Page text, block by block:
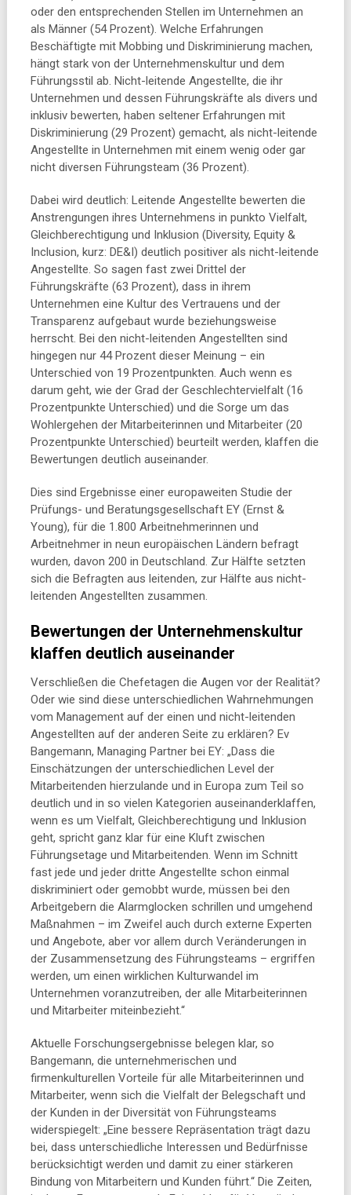
oder den entsprechenden Stellen im Unternehmen an
als Männer (54 Prozent). Welche Erfahrungen
Beschäftigte mit Mobbing und Diskriminierung machen,
hängt stark von der Unternehmenskultur und dem
Führungsstil ab. Nicht-leitende Angestellte, die ihr
Unternehmen und dessen Führungskräfte als divers und
inklusiv bewerten, haben seltener Erfahrungen mit
Diskriminierung (29 Prozent) gemacht, als nicht-leitende
Angestellte in Unternehmen mit einem wenig oder gar
nicht diversen Führungsteam (36 Prozent).
Dabei wird deutlich: Leitende Angestellte bewerten die
Anstrengungen ihres Unternehmens in punkto Vielfalt,
Gleichberechtigung und Inklusion (Diversity, Equity &
Inclusion, kurz: DE&I) deutlich positiver als nicht-leitende
Angestellte. So sagen fast zwei Drittel der
Führungskräfte (63 Prozent), dass in ihrem
Unternehmen eine Kultur des Vertrauens und der
Transparenz aufgebaut wurde beziehungsweise
herrscht. Bei den nicht-leitenden Angestellten sind
hingegen nur 44 Prozent dieser Meinung – ein
Unterschied von 19 Prozentpunkten. Auch wenn es
darum geht, wie der Grad der Geschlechtervielfalt (16
Prozentpunkte Unterschied) und die Sorge um das
Wohlergehen der Mitarbeiterinnen und Mitarbeiter (20
Prozentpunkte Unterschied) beurteilt werden, klaffen die
Bewertungen deutlich auseinander.
Dies sind Ergebnisse einer europaweiten Studie der
Prüfungs- und Beratungsgesellschaft EY (Ernst &
Young), für die 1.800 Arbeitnehmerinnen und
Arbeitnehmer in neun europäischen Ländern befragt
wurden, davon 200 in Deutschland. Zur Hälfte setzten
sich die Befragten aus leitenden, zur Hälfte aus nicht-
leitenden Angestellten zusammen.
Bewertungen der Unternehmenskultur
klaffen deutlich auseinander
Verschließen die Chefetagen die Augen vor der Realität?
Oder wie sind diese unterschiedlichen Wahrnehmungen
vom Management auf der einen und nicht-leitenden
Angestellten auf der anderen Seite zu erklären? Ev
Bangemann, Managing Partner bei EY: „Dass die
Einschätzungen der unterschiedlichen Level der
Mitarbeitenden hierzulande und in Europa zum Teil so
deutlich und in so vielen Kategorien auseinanderklaffen,
wenn es um Vielfalt, Gleichberechtigung und Inklusion
geht, spricht ganz klar für eine Kluft zwischen
Führungsetage und Mitarbeitenden. Wenn im Schnitt
fast jede und jeder dritte Angestellte schon einmal
diskriminiert oder gemobbt wurde, müssen bei den
Arbeitgebern die Alarmglocken schrillen und umgehend
Maßnahmen – im Zweifel auch durch externe Experten
und Angebote, aber vor allem durch Veränderungen in
der Zusammensetzung des Führungsteams – ergriffen
werden, um einen wirklichen Kulturwandel im
Unternehmen voranzutreiben, der alle Mitarbeiterinnen
und Mitarbeiter miteinbezieht.“
Aktuelle Forschungsergebnisse belegen klar, so
Bangemann, die unternehmerischen und
firmenkulturellen Vorteile für alle Mitarbeiterinnen und
Mitarbeiter, wenn sich die Vielfalt der Belegschaft und
der Kunden in der Diversität von Führungsteams
widerspiegelt: „Eine bessere Repräsentation trägt dazu
bei, dass unterschiedliche Interessen und Bedürfnisse
berücksichtigt werden und damit zu einer stärkeren
Bindung von Mitarbeitern und Kunden führt.“ Die Zeiten,